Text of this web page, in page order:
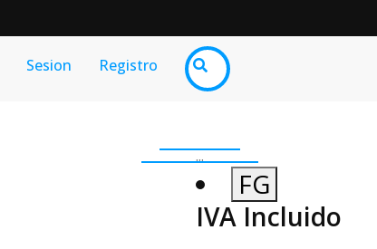
Sesion Registro
...
FG
IVA Incluido